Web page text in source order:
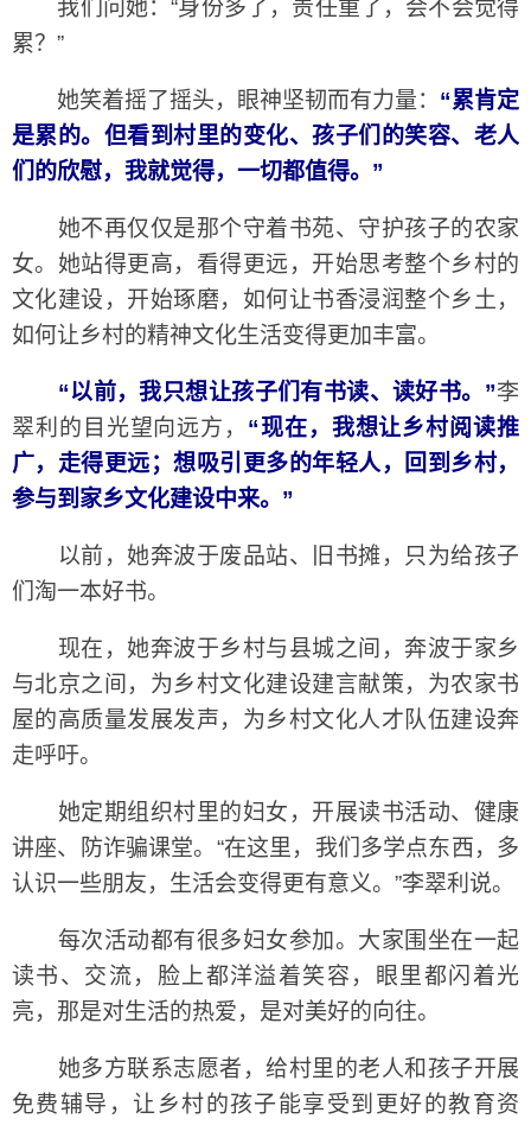
我们问她：“身份多了，责任重了，会不会觉得
累？”
她笑着摇了摇头，眼神坚韧而有力量： “累肯定
是累的。但看到村里的变化、孩子们的笑容、老人
们的欣慰，我就觉得，一切都值得。”
她不再仅仅是那个守着书苑、守护孩子的农家
女。她站得更高，看得更远，开始思考整个乡村的
文化建设，开始琢磨，如何让书香浸润整个乡土，
如何让乡村的精神文化生活变得更加丰富。
“以前，我只想让孩子们有书读、读好书。”李
翠利的目光望向远方， “现在，我想让乡村阅读推
广，走得更远；想吸引更多的年轻人，回到乡村，
参与到家乡文化建设中来。”
以前，她奔波于废品站、旧书摊，只为给孩子
们淘一本好书。
现在，她奔波于乡村与县城之间，奔波于家乡
与北京之间，为乡村文化建设建言献策，为农家书
屋的高质量发展发声，为乡村文化人才队伍建设奔
走呼吁。
她定期组织村里的妇女，开展读书活动、健康
讲座、防诈骗课堂。“在这里，我们多学点东西，多
认识一些朋友，生活会变得更有意义。”李翠利说。
每次活动都有很多妇女参加。大家围坐在一起
读书、交流，脸上都洋溢着笑容，眼里都闪着光
亮，那是对生活的热爱，是对美好的向往。
她多方联系志愿者，给村里的老人和孩子开展
免费辅导，让乡村的孩子能享受到更好的教育资